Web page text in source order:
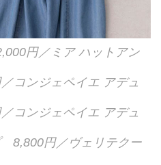
円／ミア ハットアン
コンジェペイエ アデュ
コンジェペイエ アデュ
8,800円／ヴェリテクー